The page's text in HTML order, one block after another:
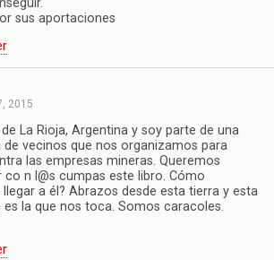
sus aportaciones
2015
La Rioja, Argentina y soy parte de una
de vecinos que nos organizamos para
las empresas mineras. Queremos
co n l@s cumpas este libro. Cómo
a él? Abrazos desde esta tierra y esta
es la que nos toca. Somos caracoles.